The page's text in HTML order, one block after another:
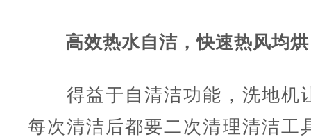
高效热水自洁，快速热风均烘
得益于自清洁功能，洗地机
每次清洁后都要二次清理清洁工